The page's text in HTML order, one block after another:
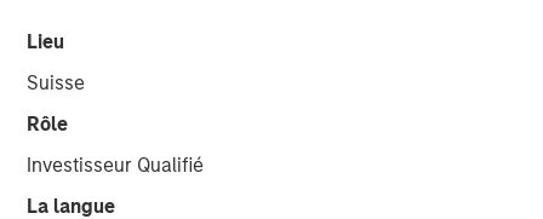
Lieu
Suisse
Rôle
Investisseur Qualifié
La langue
Mesa West Capital Raises
$1.37 billion for Fifth Value-
Add Real Estate Debt Fund
13 FÉVRIER 2023